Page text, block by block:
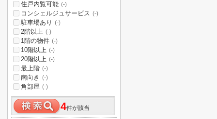
住戸内覧可能 (-)
コンシェルジュサービス (-)
駐車場あり (-)
2階以上 (-)
1階の物件 (-)
10階以上 (-)
20階以上 (-)
最上階 (-)
南向き (-)
角部屋 (-)
4件が該当